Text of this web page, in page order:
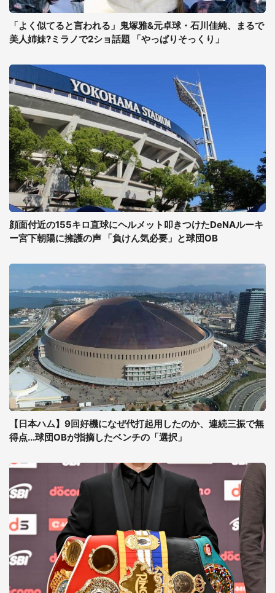
「よく似てると言われる」鬼塚雅&元卓球・石川佳純、まるで
美人姉妹?ミラノで2ショ話題 「やっぱりそっくり」
顔面付近の155キロ直球にヘルメット叩きつけたDeNAルーキ
ー宮下朝陽に擁護の声 「負けん気必要」と球団OB
【日本ハム】9回好機になぜ代打起用したのか、連続三振で無
得点...球団OBが指摘したベンチの「選択」